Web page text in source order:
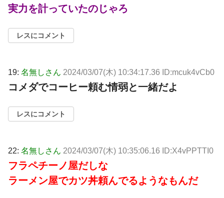
実力を計っていたのじゃろ
レスにコメント
19: 名無しさん 2024/03/07(木) 10:34:17.36 ID:mcuk4vCb0
コメダでコーヒー頼む情弱と一緒だよ
レスにコメント
22: 名無しさん 2024/03/07(木) 10:35:06.16 ID:X4vPPTTI0
フラペチーノ屋だしな
ラーメン屋でカツ丼頼んでるようなもんだ